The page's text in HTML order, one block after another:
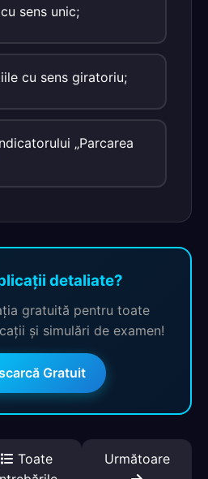
sens unic;
cu sens giratoriu;
„Parcarea
detaliate?
gratuită pentru toate
și simulări de examen!
Gratuit
Toate
Următoare